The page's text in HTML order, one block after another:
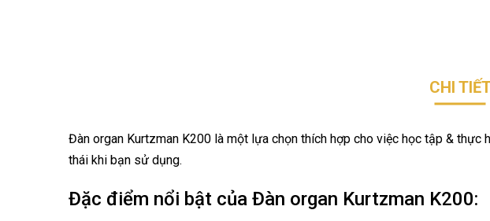
CHI
Đàn organ Kurtzman K200 là một lựa chọn thích hợp cho việc học tập &
thái khi bạn sử dụng.
Đặc điểm nổi bật của Đàn organ Kurtzman K200: